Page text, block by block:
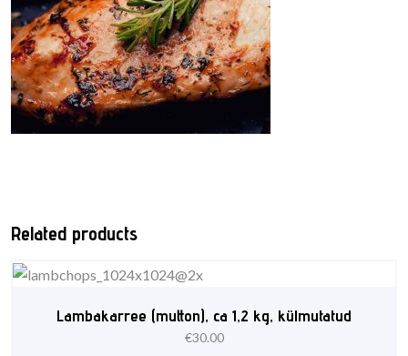
Related products
Lambakarree (mutton), ca 1,2 kg, külmutatud
€30.00